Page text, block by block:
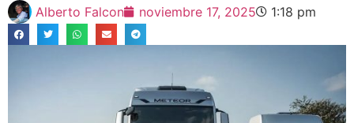
Alberto Falcon noviembre 17, 2025 1:18 pm